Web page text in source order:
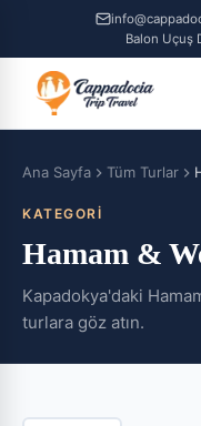
Balon Uçuş
Ana Sayfa Tüm Turlar
KATEGORI
Hamam &
Kapadokya'daki
turlara göz atın.